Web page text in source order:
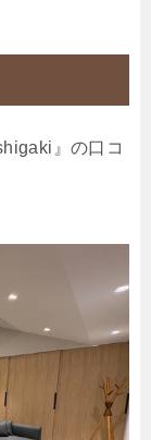
』の口コ